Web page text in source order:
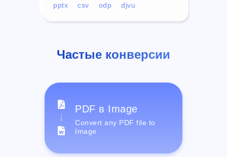
pptx
csv odp djvu
Частые конверсии
PDF в Image
Convert any PDF file to
Image